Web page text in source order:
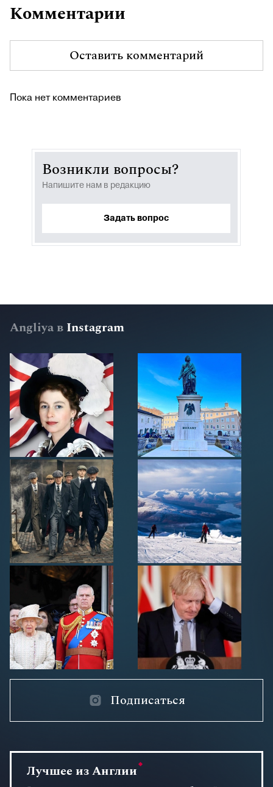
Комментарии
Оставить комментарий
Пока нет комментариев
Возникли вопросы?
Напишите нам в редакцию
Задать вопрос
Angliya в Instagram
Подписаться
Лучшее из Англии